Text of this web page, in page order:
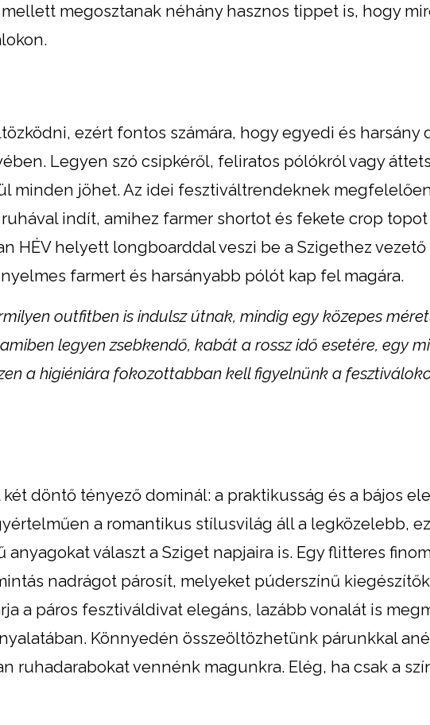
megosztanak néhány hasznos tippet is, hogy
ezért fontos számára, hogy egyedi és harsány
Legyen szó csipkéről, feliratos pólókról vagy
minden jöhet. Az idei fesztiváltrendeknek
indít, amihez farmer shortot és fekete crop
HÉV helyett longboarddal veszi be a Szigethez vezető
farmert és harsányabb pólót kap fel magára.
outfitben is indulsz útnak, mindig egy közepes
legyen zsebkendő, kabát a rossz idő esetére, egy
a higiéniára fokozottabban kell figyelnünk a
döntő tényező dominál: a praktikusság és a bájos
a romantikus stílusvilág áll a legközelebb,
anyagokat választ a Sziget napjaira is. Egy flitteres
nadrágot párosít, melyeket púderszínű
a páros fesztiváldivat elegáns, lazább vonalát is
Könnyedén összeöltözhetünk párunkkal
ruhadarabokat vennénk magunkra. Elég, ha csak a